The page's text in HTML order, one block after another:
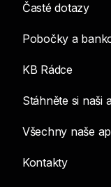
Časté dotazy
Pobočky a
KB Rádce
Stáhněte si naši
Všechny naše
Kontakty